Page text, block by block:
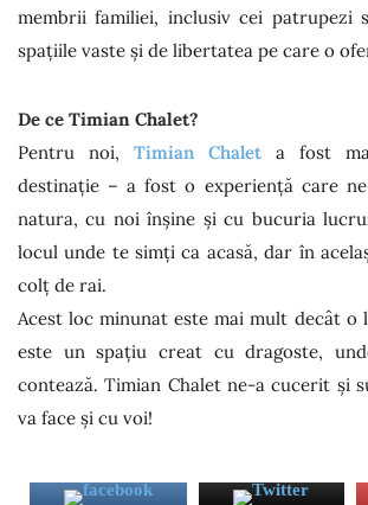
membrii familiei, inclusiv cei patrupezi
spațiile vaste și de libertatea pe care o
De ce Timian Chalet?
Pentru noi, Timian Chalet a fost
destinație – a fost o experiență care
natura, cu noi înșine și cu bucuria
locul unde te simți ca acasă, dar în
colț de rai.
Acest loc minunat este mai mult decât o
este un spațiu creat cu dragoste,
contează. Timian Chalet ne-a cucerit și
va face și cu voi!